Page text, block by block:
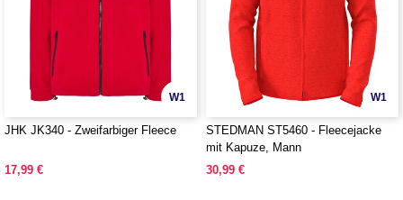
W1
JHK JK340 - Zweifarbiger Fleece
17,99 €
W1
STEDMAN ST5460 - Fleecejacke
mit Kapuze, Mann
30,99 €